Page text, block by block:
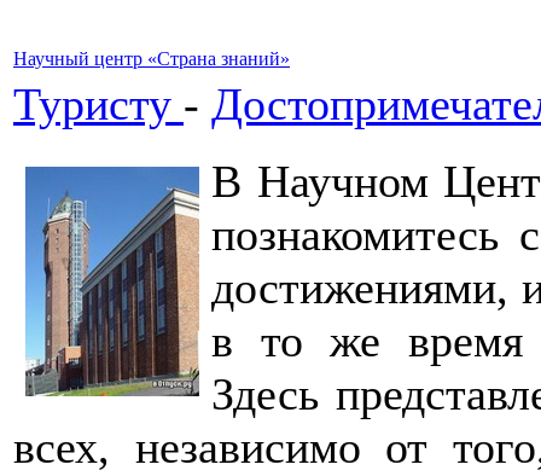
Научный центр «Страна знаний»
Туристу -
В Научном
познакомитесь
достижениями,
в то же время
Здесь
всех, независимо от